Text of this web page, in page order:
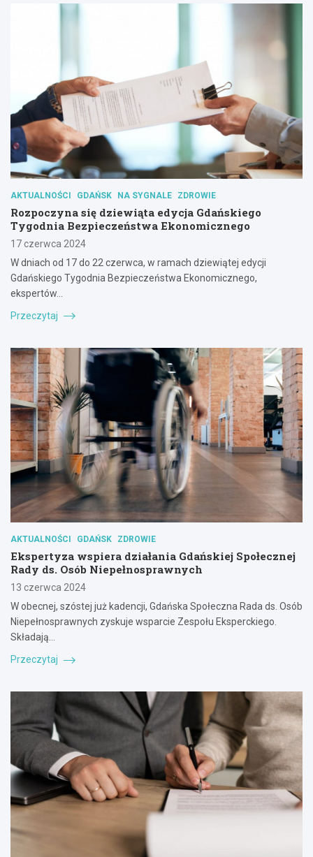
AKTUALNOŚCI GDAŃSK NA SYGNALE ZDROWIE
Rozpoczyna się dziewiąta edycja Gdańskiego
Tygodnia Bezpieczeństwa Ekonomicznego
17 czerwca 2024
W dniach od 17 do 22 czerwca, w ramach dziewiątej edycji
Gdańskiego Tygodnia Bezpieczeństwa Ekonomicznego,
ekspertów…
Przeczytaj
AKTUALNOŚCI GDAŃSK ZDROWIE
Ekspertyza wspiera działania Gdańskiej Społecznej
Rady ds. Osób Niepełnosprawnych
13 czerwca 2024
W obecnej, szóstej już kadencji, Gdańska Społeczna Rada ds. Osób
Niepełnosprawnych zyskuje wsparcie Zespołu Eksperckiego.
Składają…
Przeczytaj